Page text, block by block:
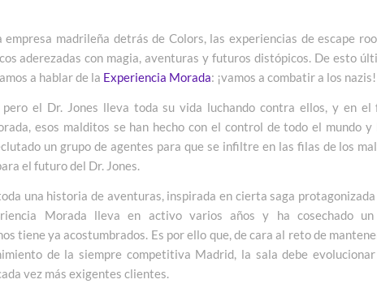
empresa madrileña detrás de Colors, las experiencias de escape
aderezadas con magia, aventuras y futuros distópicos. De esto
a hablar de la Experiencia Morada: ¡vamos a combatir a los nazis!
pero el Dr. Jones lleva toda su vida luchando contra ellos, y en el
esos malditos se han hecho con el control de todo el mundo y
un grupo de agentes para que se infiltre en las filas de los
el futuro del Dr. Jones.
una historia de aventuras, inspirada en cierta saga
Morada lleva en activo varios años y ha cosechado
tiene ya acostumbrados. Es por ello que, de cara al reto de
de la siempre competitiva Madrid, la sala debe
vez más exigentes clientes.